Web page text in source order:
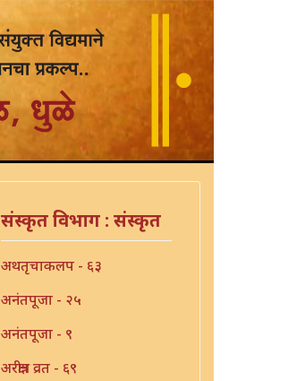
संस्कृत विभाग : संस्कृत
अथतृचाकलप - ६३
अनंतपूजा - २५
अनंतपूजा - ९
अरक्षीत्र व्रत - ६९